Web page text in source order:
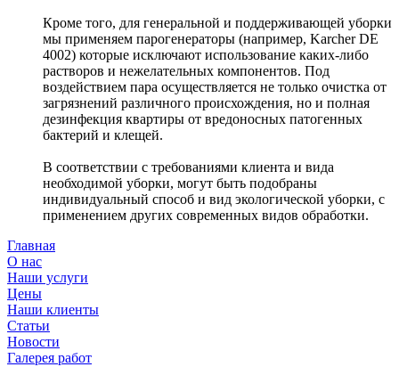
Кроме того, для генеральной и поддерживающей уборки
мы применяем парогенераторы (например, Karcher DE
4002) которые исключают использование каких-либо
растворов и нежелательных компонентов. Под
воздействием пара осуществляется не только очистка от
загрязнений различного происхождения, но и полная
дезинфекция квартиры от вредоносных патогенных
бактерий и клещей.
В соответствии с требованиями клиента и вида
необходимой уборки, могут быть подобраны
индивидуальный способ и вид экологической уборки, с
применением других современных видов обработки.
Главная
О нас
Наши услуги
Цены
Наши клиенты
Статьи
Новости
Галерея работ